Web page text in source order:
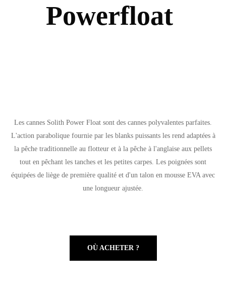
Powerfloat
Les cannes Solith Power Float sont des cannes polyvalentes parfaites.
L'action parabolique fournie par les blanks puissants les rend adaptées à
la pêche traditionnelle au flotteur et à la pêche à l'anglaise aux pellets
tout en pêchant les tanches et les petites carpes. Les poignées sont
équipées de liège de première qualité et d'un talon en mousse EVA avec
une longueur ajustée.
OÙ ACHETER ?